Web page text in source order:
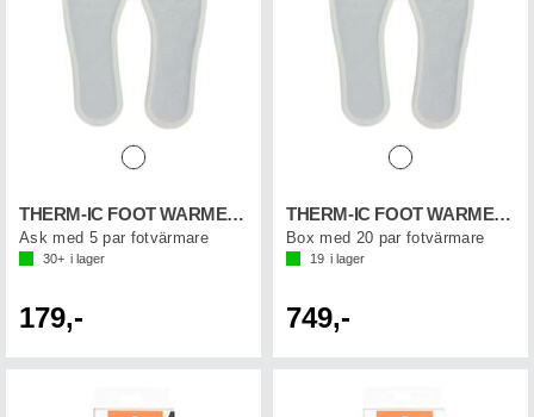
THERM-IC FOOT WARMER (5-p)
Ask med 5 par fotvärmare
30+ i lager
179,-
THERM-IC FOOT WARMER (20-p)
Box med 20 par fotvärmare
19 i lager
749,-